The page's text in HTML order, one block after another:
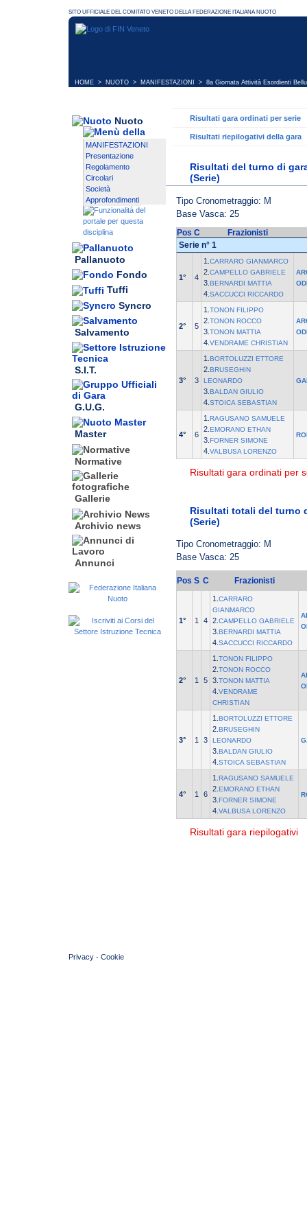
HOME > NUOTO > MANIFESTAZIONI > 8a Giornata Attività Esordienti
Nuoto
MANIFESTAZIONI
Presentazione
Regolamento
Circolari
Società
Approfondimenti
Pallanuoto
Fondo
Tuffi
Syncro
Salvamento
S.I.T.
G.U.G.
Master
Normative
Gallerie
Archivio news
Annunci
Risultati gara ordinati per serie
Risultati riepilogativi della gara
Risultati del turno di
(Serie)
Tipo Cronometraggio: M
Base Vasca: 25
Pos C
Frazionisti
Serie n° 1
1° 4
1. CARRARO GIANMARCO
2. CAMPELLO GABRIELE
3. BERNARDI MATTIA
4. SACCUCCI RICCARDO
2° 5
1. TONON FILIPPO
2. TONON ROCCO
3. TONON MATTIA
4. VENDRAME CHRISTIAN
3° 3
1. BORTOLUZZI ETTORE
2. BRUSEGHIN
LEONARDO
3. BALDAN GIULIO
4. STOICA SEBASTIAN
4° 6
1. RAGUSANO SAMUELE
2. EMORANO ETHAN
3. FORNER SIMONE
4. VALBUSA LORENZO
Risultati gara ordinati per
Risultati totali del turno
(Serie)
Tipo Cronometraggio: M
Base Vasca: 25
Pos S C Frazionisti
1° 1 4
1. CARRARO
GIANMARCO
2. CAMPELLO GABRIELE
3. BERNARDI MATTIA
4. SACCUCCI RICCARDO
2° 1 5
1. TONON FILIPPO
2. TONON ROCCO
3. TONON MATTIA
4. VENDRAME
CHRISTIAN
3° 1 3
1. BORTOLUZZI ETTORE
2. BRUSEGHIN
LEONARDO
3. BALDAN GIULIO
4. STOICA SEBASTIAN
4° 1 6
1. RAGUSANO SAMUELE
2. EMORANO ETHAN
3. FORNER SIMONE
4. VALBUSA LORENZO
Risultati gara riepilogativi
Privacy - Cookie